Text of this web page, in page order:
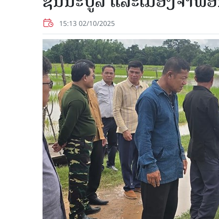
15:13 02/10/2025